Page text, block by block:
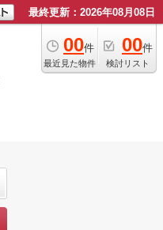
最終更新：2026年08月08日
00件
最近見た物件
00件
検討リスト